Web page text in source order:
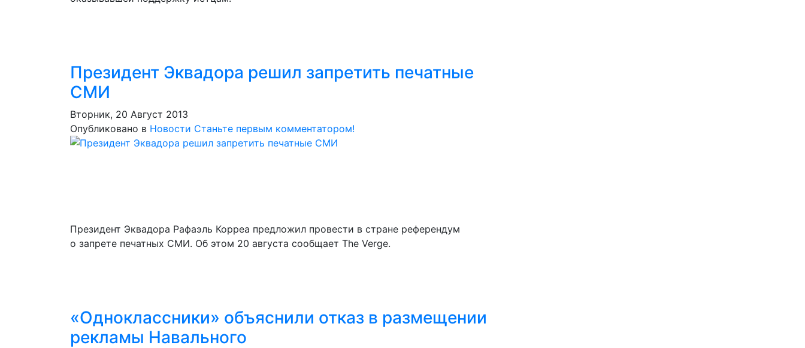
Президент Эквадора решил запретить печатные
СМИ
Вторник, 20 Август 2013
Опубликовано в Новости Станьте первым комментатором!
Президент Эквадора Рафаэль Корреа предложил провести в стране референдум
о запрете печатных СМИ. Об этом 20 августа сообщает The Verge.
«Одноклассники» объяснили отказ в размещении
рекламы Навального